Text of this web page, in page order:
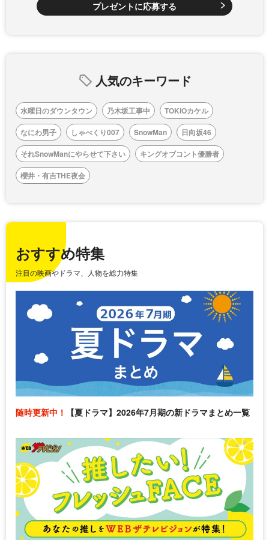
プレゼントに応募する
人気のキーワード
水曜日のダウンタウン 乃木坂工事中
TOKIOカケル
なにわ男子
しゃべくり007 SnowMan
日向坂46
それSnowManにやらせて下さい
キングオブコント優勝者
櫻井・有吉THE夜会
おすすめ特集
注目の映画やドラマ、人物を総力特集
随時更新中！ 【夏ドラマ】2026年7月期の新ドラマまとめ一覧